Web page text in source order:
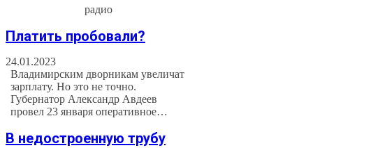
радио
Платить пробовали?
24.01.2023
Владимирским дворникам увеличат
зарплату. Но это не точно.
Губернатор Александр Авдеев
провел 23 января оперативное…
В недостроенную трубу